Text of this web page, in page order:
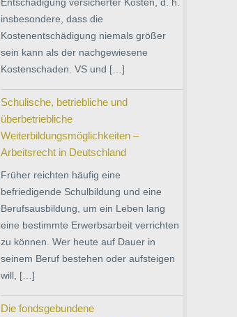
insbesondere, dass die
Kostenentschädigung niemals größer
sein kann als der nachgewiesene
Kostenschaden. VS und […]
Schulische, betriebliche und
überbetriebliche
Weiterbildungsmöglichkeiten –
Arbeitsrecht in Deutschland
Früher reichten häufig eine
befriedigende Schulbildung und eine
Berufsausbildung, um ein Leben lang
eine bestimmte Erwerbsarbeit verrichten
zu können. Wer heute auf Dauer in
seinem Beruf bestehen oder aufsteigen
will, […]
Die fondsgebundene